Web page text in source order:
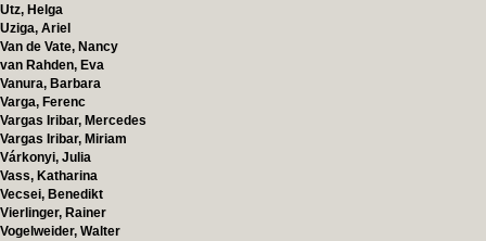
Utz, Helga
Uziga, Ariel
Van de Vate, Nancy
van Rahden, Eva
Vanura, Barbara
Varga, Ferenc
Vargas Iribar, Mercedes
Vargas Iribar, Miriam
Várkonyi, Julia
Vass, Katharina
Vecsei, Benedikt
Vierlinger, Rainer
Vogelweider, Walter